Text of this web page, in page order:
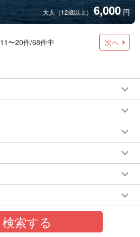
大人（12歳以上） 6,000 円
11〜20件/68件中 次へ